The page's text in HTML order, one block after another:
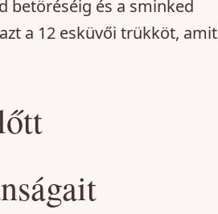
betöréséig és a sminked
a 12 esküvői trükköt, amit